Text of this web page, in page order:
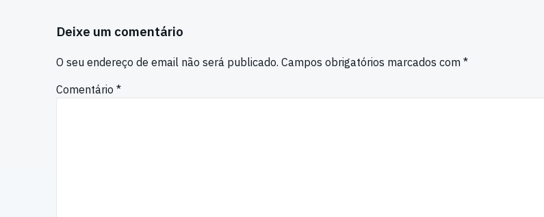
Deixe um comentário
O seu endereço de email não será publicado. Campos obrigatórios marcados com *
Comentário *